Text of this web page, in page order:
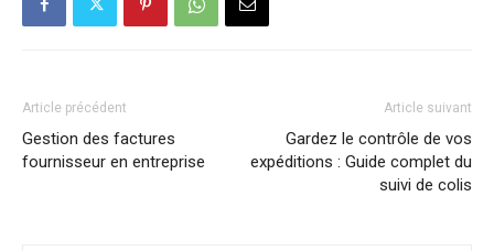
Article précédent
Gestion des factures
fournisseur en entreprise
Article suivant
Gardez le contrôle de vos
expéditions : Guide complet du
suivi de colis